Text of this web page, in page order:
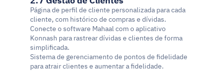
Página de perfil de cliente personalizada para cada
cliente, com histórico de compras e dívidas.
Conecte o software Mahaal com o aplicativo
Konnash para rastrear dívidas e clientes de forma
simplificada.
Sistema de gerenciamento de pontos de fidelidade
para atrair clientes e aumentar a fidelidade.